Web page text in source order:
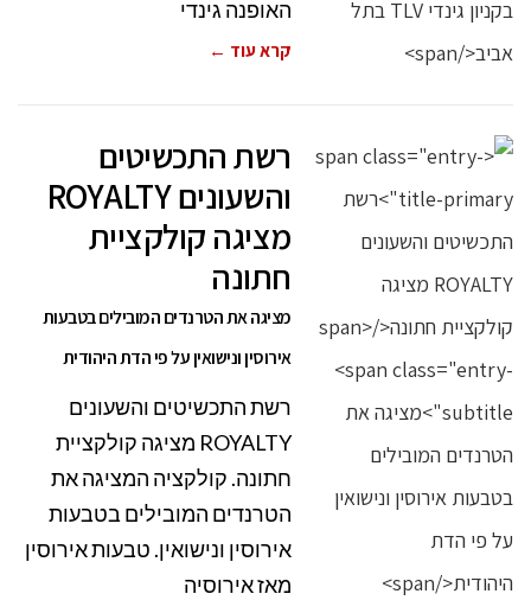
האופנה גינדי
קרא עוד ←
רשת התכשיטים
והשעונים ROYALTY
מציגה קולקציית
חתונה
מציגה את הטרנדים המובילים בטבעות
אירוסין ונישואין על פי הדת היהודית
רשת התכשיטים והשעונים
ROYALTY מציגה קולקציית
חתונה. קולקציה המציגה את
הטרנדים המובילים בטבעות
אירוסין ונישואין. טבעות אירוסין
מאז אירוסיה